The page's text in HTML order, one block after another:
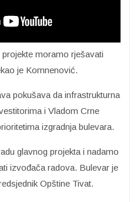
moramo rješavati
je Komnenović.
pokušava da infrastrukturna
i Vladom Crne
izgradnja bulevara.
glavnog projekta i nadamo
izvođača radova. Bulevar je
Opštine Tivat.